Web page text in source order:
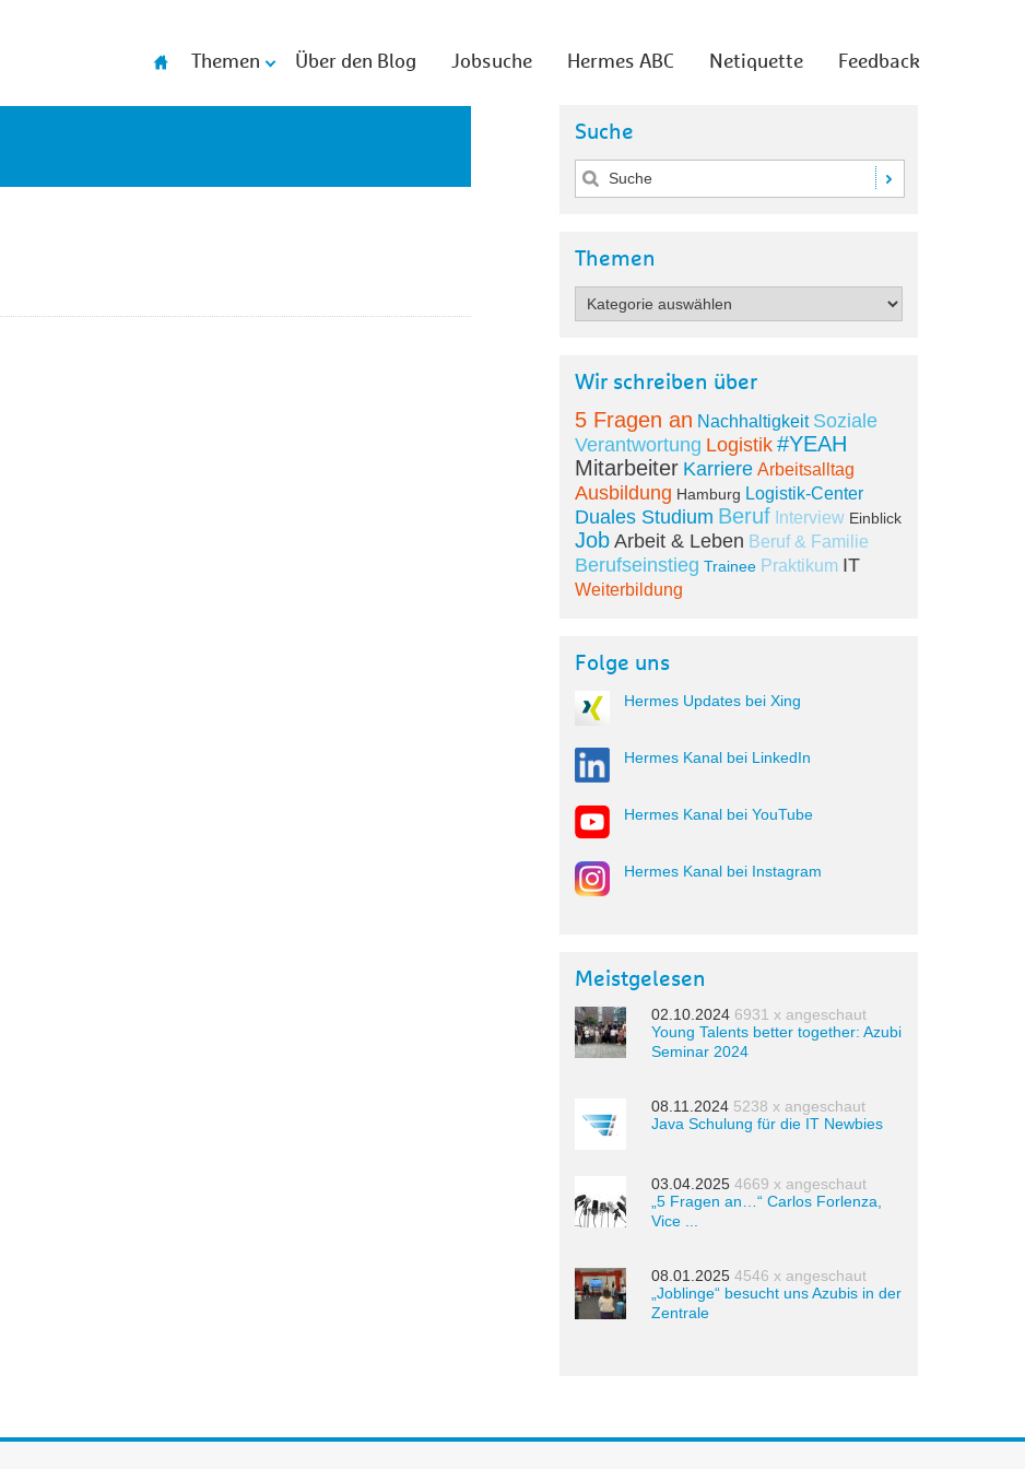
Themen Über den Blog Jobsuche Hermes ABC Netiquette Feedback
Suche
Themen
Wir schreiben über
5 Fragen an Nachhaltigkeit Soziale
Verantwortung Logistik #YEAH
Mitarbeiter Karriere Arbeitsalltag
Ausbildung Hamburg Logistik-Center
Duales Studium Beruf Interview Einblick
Job Arbeit & Leben Beruf & Familie
Berufseinstieg Trainee Praktikum IT
Weiterbildung
Folge uns
Hermes Updates bei Xing
Hermes Kanal bei LinkedIn
Hermes Kanal bei YouTube
Hermes Kanal bei Instagram
Meistgelesen
02.10.2024 6931 x angeschaut
Young Talents better together: Azubi
Seminar 2024
08.11.2024 5238 x angeschaut
Java Schulung für die IT Newbies
03.04.2025 4669 x angeschaut
„5 Fragen an…“ Carlos Forlenza,
Vice ...
08.01.2025 4546 x angeschaut
„Joblinge“ besucht uns Azubis in der
Zentrale